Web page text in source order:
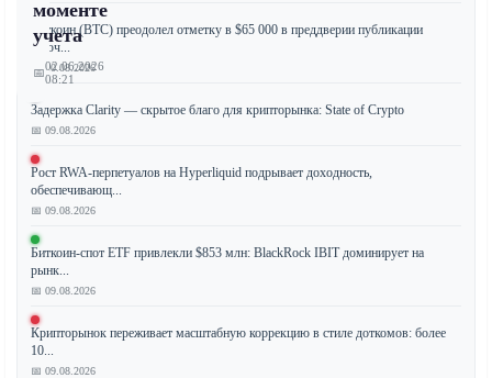
моменте
учета
📅02.06.2026
08:21
Компания
Strategy
(ранее
MicroStrategy)
продала
часть
своих
запасов
Биткоин (BTC) преодолел отметку в $65 000 в преддверии публикации
ключ...
📅 10.08.2026
Задержка Clarity — скрытое благо для крипторынка: State of Crypto
📅 09.08.2026
Рост RWA-перпетуалов на Hyperliquid подрывает доходность,
обеспечивающ...
📅 09.08.2026
Биткоин-спот ETF привлекли $853 млн: BlackRock IBIT доминирует на
рынк...
📅 09.08.2026
Крипторынок переживает масштабную коррекцию в стиле доткомов: более
10...
📅 09.08.2026